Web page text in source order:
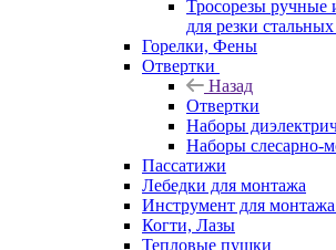
Тросорезы ручные
для резки
Горелки, Фены
Отвертки
Назад
Отвертки
Наборы
Наборы слесарно-
Пассатижи
Лебедки для монтажа
Инструмент для
Когти, Лазы
Тепловые пушки